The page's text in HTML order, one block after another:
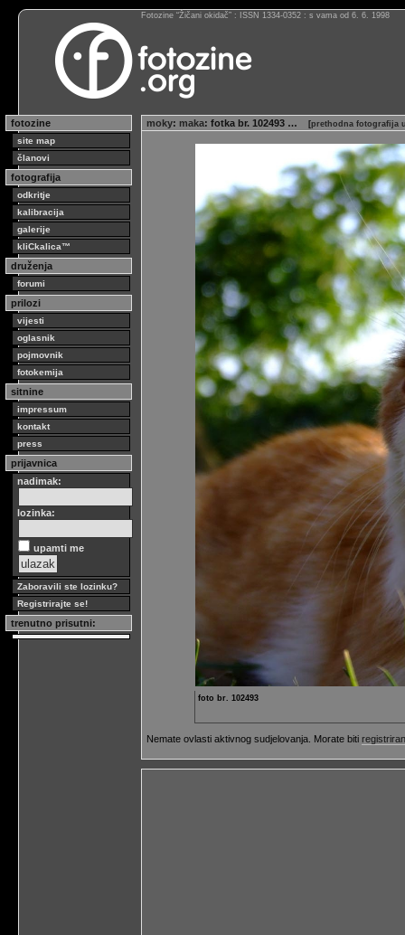
Fotozine “Žičani okidač” : ISSN 1334-0352 : s vama od 6. 6. 1998
fotozine
site map
članovi
fotografija
odkritje
kalibracija
galerije
kliCkalica™
druženja
forumi
prilozi
vijesti
oglasnik
pojmovnik
fotokemija
sitnine
impressum
kontakt
press
prijavnica
nadimak:
lozinka:
upamti me
Zaboravili ste lozinku?
Registrirajte se!
trenutno prisutni:
moky: maka: fotka br. 102493 … [prethodna fotografija
foto br. 102493
Nemate ovlasti aktivnog sudjelovanja. Morate biti